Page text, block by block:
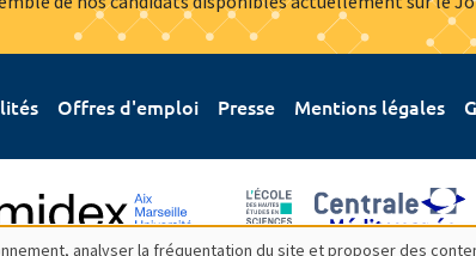
Offres d'emploi Presse Mentions légales
analyser la fréquentation du site et proposer des